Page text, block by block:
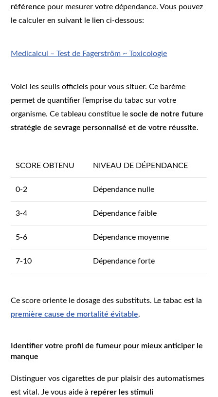
référence pour mesurer votre dépendance. Vous pouvez
le calculer en suivant le lien ci-dessous:
Medicalcul – Test de Fagerström ~ Toxicologie
Voici les seuils officiels pour vous situer. Ce barème
permet de quantifier l’emprise du tabac sur votre
organisme. Ce tableau constitue lesocle de notre future
stratégie de sevrage personnalisé et de votre réussite.
SCORE OBTENU NIVEAU DE DÉPENDANCE
0-2 Dépendance nulle
3-4 Dépendance faible
5-6 Dépendance moyenne
7-10 Dépendance forte
Ce score oriente le dosage des substituts. Le tabac est la
première cause de mortalité évitable.
Identifier votre profil de fumeur pour mieux anticiper le
manque
Distinguer vos cigarettes de pur plaisir des automatismes
est vital. Je vous aide à repérer les stimuli